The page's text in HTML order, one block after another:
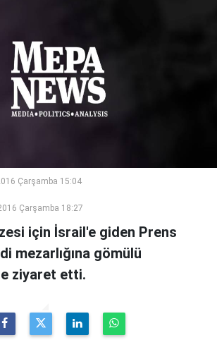
Çarşamba 15:04
Çarşamba 18:27
için İsrail'e giden Prens
mezarlığına gömülü
ziyaret etti.